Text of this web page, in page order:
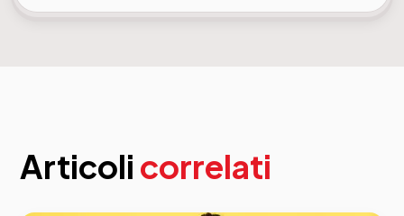
Articoli correlati